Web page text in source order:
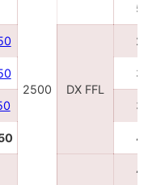
2500 DX FFL